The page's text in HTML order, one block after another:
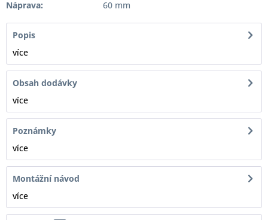
Náprava:
60 mm
Popis
více
Obsah dodávky
více
Poznámky
více
Montážní návod
více